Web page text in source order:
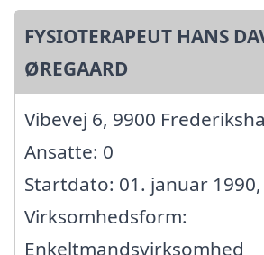
FYSIOTERAPEUT HANS
ØREGAARD
Vibevej 6, 9900
Ansatte: 0
Startdato: 01. januar 1990,
Virksomhedsform:
Enkeltmandsvirksomhed